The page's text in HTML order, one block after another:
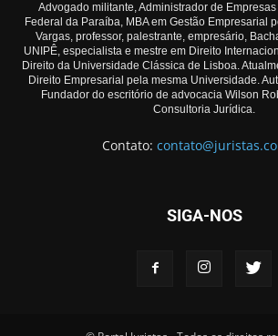
Advogado militante, Administrador de
Federal da Paraíba, MBA em Gestão Empresarial
Vargas, professor, palestrante, empresário,
UNIPÊ, especialista e mestre em Direito
Direito da Universidade Clássica de Lisboa.
Direito Empresarial pela mesma Universidade.
Fundador do escritório de advocacia Wilson
Consultoria Jurídica.
Contato:
SIGA-NOS